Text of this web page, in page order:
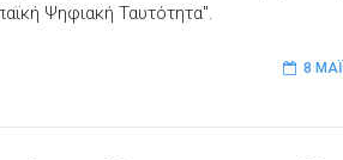
Ψηφιακή Ταυτότητα".
8